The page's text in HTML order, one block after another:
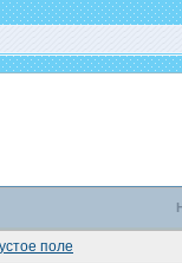
поле